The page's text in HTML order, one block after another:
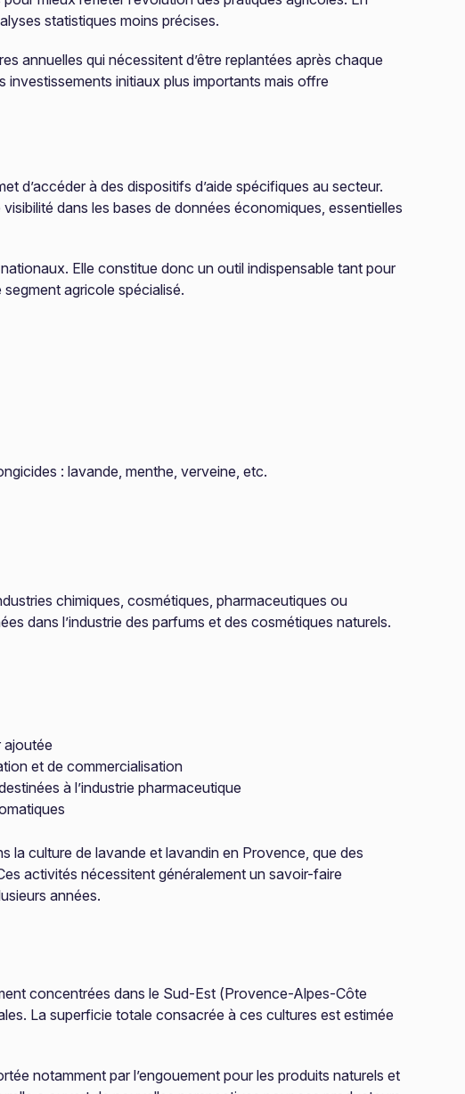
statistiques moins précises.
annuelles qui nécessitent d’être replantées après chaque
initiaux plus importants mais offre
d’accéder à des dispositifs d’aide spécifiques au secteur.
dans les bases de données économiques, essentielles
Elle constitue donc un outil indispensable tant pour
agricole spécialisé.
: lavande, menthe, verveine, etc.
chimiques, cosmétiques, pharmaceutiques ou
dans l’industrie des parfums et des cosmétiques naturels.
ajoutée
et de commercialisation
à l’industrie pharmaceutique
la culture de lavande et lavandin en Provence, que des
activités nécessitent généralement un savoir-faire
années.
concentrées dans le Sud-Est (Provence-Alpes-Côte
La superficie totale consacrée à ces cultures est estimée
notamment par l’engouement pour les produits naturels et